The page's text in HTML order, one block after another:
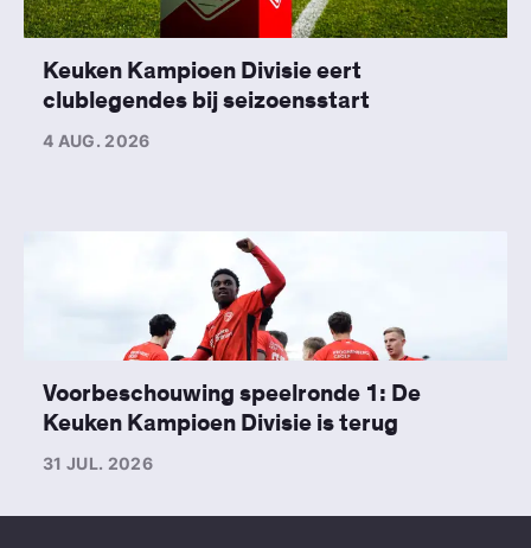
Keuken Kampioen Divisie eert
clublegendes bij seizoensstart
4 AUG. 2026
Voorbeschouwing speelronde 1: De
Keuken Kampioen Divisie is terug
31 JUL. 2026